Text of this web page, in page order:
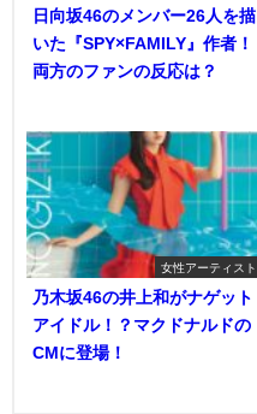
日向坂46のメンバー26人を描
いた『SPY×FAMILY』作者！
両方のファンの反応は？
女性アーティスト
乃木坂46の井上和がナゲット
アイドル！？マクドナルドの
CMに登場！